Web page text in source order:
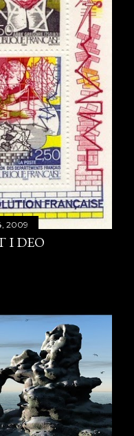
2009
I DEO